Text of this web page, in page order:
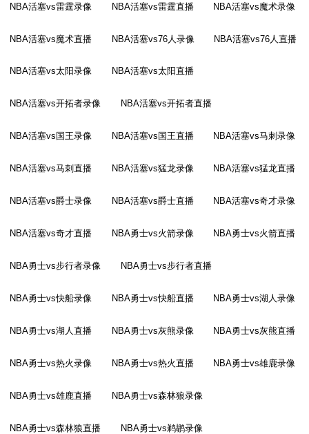
NBA活塞vs雷霆录像 NBA活塞vs雷霆直播 NBA活塞vs魔术录像
NBA活塞vs魔术直播 NBA活塞vs76人录像 NBA活塞vs76人直播
NBA活塞vs太阳录像 NBA活塞vs太阳直播
NBA活塞vs开拓者录像 NBA活塞vs开拓者直播
NBA活塞vs国王录像 NBA活塞vs国王直播 NBA活塞vs马刺录像
NBA活塞vs马刺直播 NBA活塞vs猛龙录像 NBA活塞vs猛龙直播
NBA活塞vs爵士录像 NBA活塞vs爵士直播 NBA活塞vs奇才录像
NBA活塞vs奇才直播 NBA勇士vs火箭录像 NBA勇士vs火箭直播
NBA勇士vs步行者录像 NBA勇士vs步行者直播
NBA勇士vs快船录像 NBA勇士vs快船直播 NBA勇士vs湖人录像
NBA勇士vs湖人直播 NBA勇士vs灰熊录像 NBA勇士vs灰熊直播
NBA勇士vs热火录像 NBA勇士vs热火直播 NBA勇士vs雄鹿录像
NBA勇士vs雄鹿直播 NBA勇士vs森林狼录像
NBA勇士vs森林狼直播 NBA勇士vs鹈鹕录像